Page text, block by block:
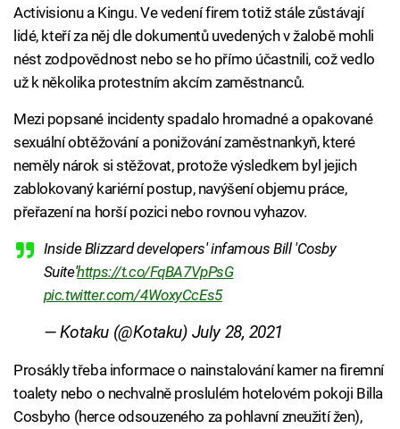
Activisionu a Kingu. Ve vedení firem totiž stále zůstávají
lidé, kteří za něj dle dokumentů uvedených v žalobě mohli
nést zodpovědnost nebo se ho přímo účastnili, což vedlo
už k několika protestním akcím zaměstnanců.
Mezi popsané incidenty spadalo hromadné a opakované
sexuální obtěžování a ponižování zaměstnankyň, které
neměly nárok si stěžovat, protože výsledkem byl jejich
zablokovaný kariérní postup, navýšení objemu práce,
přeřazení na horší pozici nebo rovnou vyhazov.
Inside Blizzard developers' infamous Bill 'Cosby
Suite'https://t.co/FqBA7VpPsG
pic.twitter.com/4WoxyCcEs5
— Kotaku (@Kotaku) July 28, 2021
Prosákly třeba informace o nainstalování kamer na firemní
toalety nebo o nechvalně proslulém hotelovém pokoji Billa
Cosbyho (herce odsouzeného za pohlavní zneužití žen),